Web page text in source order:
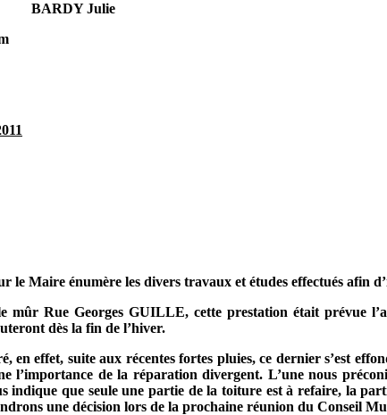
BARDY Julie
Maire énumère les divers travaux et études effectués afin
Rue Georges GUILLE, cette prestation était prévue
dès la fin de l’hiver.
en effet, suite aux récentes fortes pluies, ce dernier s’est
l’importance de la réparation divergent. L’une nous
indique que seule une partie de la toiture est à refaire, la
une décision lors de la prochaine réunion du Conseil